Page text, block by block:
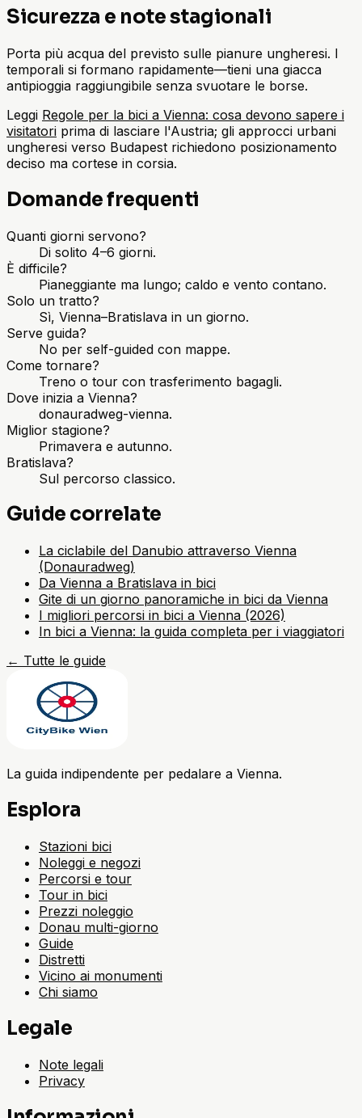
Sicurezza e note stagionali
Porta più acqua del previsto sulle pianure ungheresi. I
temporali si formano rapidamente—tieni una giacca
antipioggia raggiungibile senza svuotare le borse.
Leggi Regole per la bici a Vienna: cosa devono sapere i
visitatori prima di lasciare l'Austria; gli approcci urbani
ungheresi verso Budapest richiedono posizionamento
deciso ma cortese in corsia.
Domande frequenti
Quanti giorni servono?
Di solito 4–6 giorni.
È difficile?
Pianeggiante ma lungo; caldo e vento contano.
Solo un tratto?
Sì, Vienna–Bratislava in un giorno.
Serve guida?
No per self-guided con mappe.
Come tornare?
Treno o tour con trasferimento bagagli.
Dove inizia a Vienna?
donauradweg-vienna.
Miglior stagione?
Primavera e autunno.
Bratislava?
Sul percorso classico.
Guide correlate
La ciclabile del Danubio attraverso Vienna
(Donauradweg)
Da Vienna a Bratislava in bici
Gite di un giorno panoramiche in bici da Vienna
I migliori percorsi in bici a Vienna (2026)
In bici a Vienna: la guida completa per i viaggiatori
← Tutte le guide
La guida indipendente per pedalare a Vienna.
Esplora
Stazioni bici
Noleggi e negozi
Percorsi e tour
Tour in bici
Prezzi noleggio
Donau multi-giorno
Guide
Distretti
Vicino ai monumenti
Chi siamo
Legale
Note legali
Privacy